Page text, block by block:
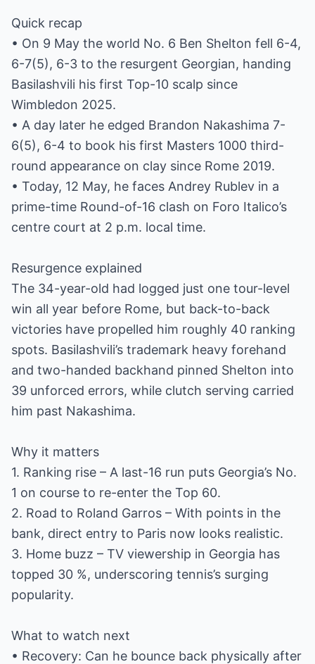
Quick recap
• On 9 May the world No. 6 Ben Shelton fell 6-4,
6-7(5), 6-3 to the resurgent Georgian, handing
Basilashvili his first Top-10 scalp since
Wimbledon 2025.
• A day later he edged Brandon Nakashima 7-
6(5), 6-4 to book his first Masters 1000 third-
round appearance on clay since Rome 2019.
• Today, 12 May, he faces Andrey Rublev in a
prime-time Round-of-16 clash on Foro Italico’s
centre court at 2 p.m. local time.
Resurgence explained
The 34-year-old had logged just one tour-level
win all year before Rome, but back-to-back
victories have propelled him roughly 40 ranking
spots. Basilashvili’s trademark heavy forehand
and two-handed backhand pinned Shelton into
39 unforced errors, while clutch serving carried
him past Nakashima.
Why it matters
1. Ranking rise – A last-16 run puts Georgia’s No.
1 on course to re-enter the Top 60.
2. Road to Roland Garros – With points in the
bank, direct entry to Paris now looks realistic.
3. Home buzz – TV viewership in Georgia has
topped 30 %, underscoring tennis’s surging
popularity.
What to watch next
• Recovery: Can he bounce back physically after